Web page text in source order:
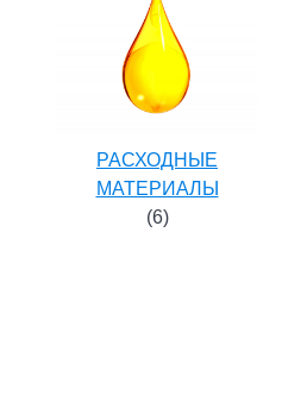
РАСХОДНЫЕ
МАТЕРИАЛЫ
(6)